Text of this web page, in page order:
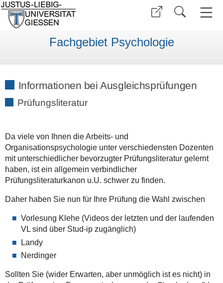
Fachgebiet Psychologie
Informationen bei Ausgleichsprüfungen
Prüfungsliteratur
Da viele von Ihnen die Arbeits- und
Organisationspsychologie unter verschiedensten Dozenten
mit unterschiedlicher bevorzugter Prüfungsliteratur gelernt
haben, ist ein allgemein verbindlicher
Prüfungsliteraturkanon u.U. schwer zu finden.
Daher haben Sie nun für Ihre Prüfung die Wahl zwischen
Vorlesung Klehe (Videos der letzten und der laufenden
VL sind über Stud-ip zugänglich)
Landy
Nerdinger
Sollten Sie (wider Erwarten, aber unmöglich ist es nicht) in